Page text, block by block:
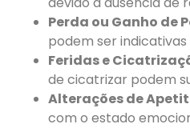
Perda ou Ganho de
podem ser indicativas
Feridas e
de cicatrizar podem
Alterações de
com o estado